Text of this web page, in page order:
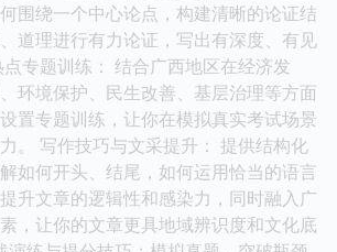
围绕一个中心论点，构建清晰的论证结
道理进行有力论证，写出有深度、有见
专题训练： 结合广西地区在经济发
环境保护、民生改善、基层治理等方面
置专题训练，让你在模拟真实考试场景
。 写作技巧与文采提升： 提供结构化
如何开头、结尾，如何运用恰当的语言
升文章的逻辑性和感染力，同时融入广
，让你的文章更具地域辨识度和文化底